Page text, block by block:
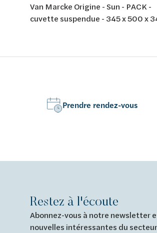
Van Marcke Origine - Sun - PACK -
cuvette suspendue - 345 x 500 x
Prendre rendez-vous
Restez à l'écoute
Abonnez-vous à notre newsletter
nouvelles intéressantes du